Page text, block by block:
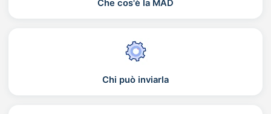
Che cos'è la MAD
Chi può inviarla